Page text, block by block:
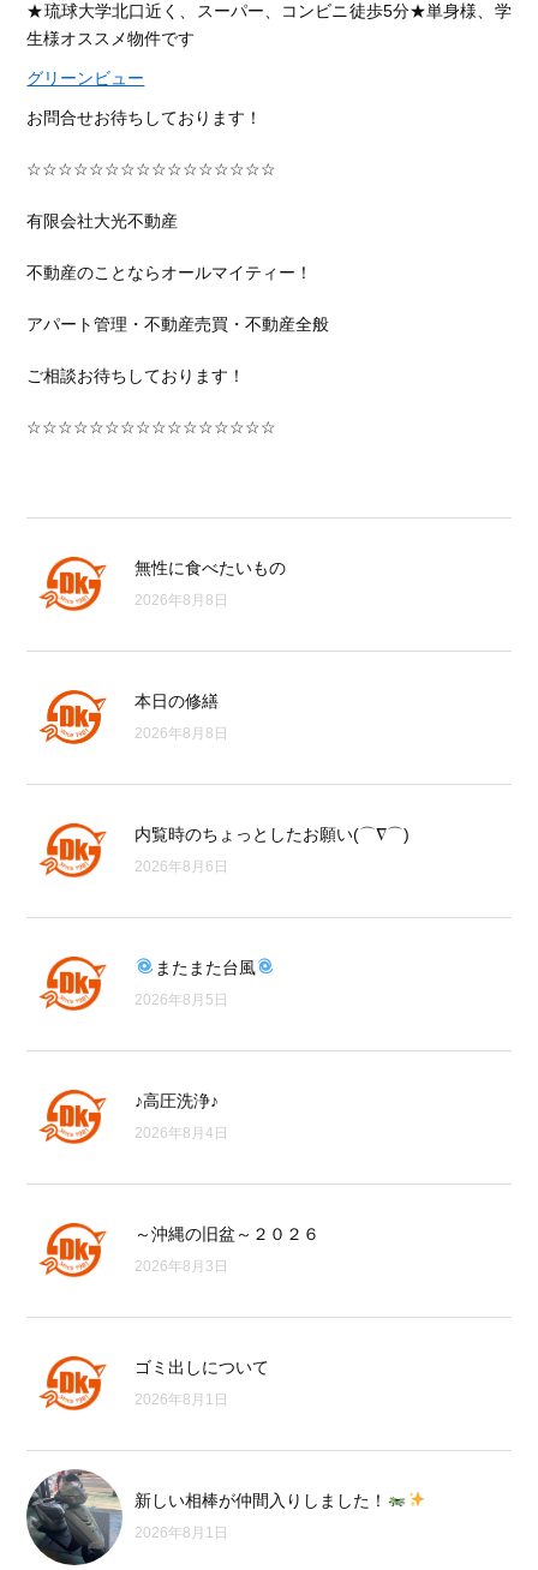
★琉球大学北口近く、スーパー、コンビニ徒歩5分★単身様、学
生様オススメ物件です
グリーンビュー
お問合せお待ちしております！
☆☆☆☆☆☆☆☆☆☆☆☆☆☆☆☆
有限会社大光不動産
不動産のことならオールマイティー！
アパート管理・不動産売買・不動産全般
ご相談お待ちしております！
☆☆☆☆☆☆☆☆☆☆☆☆☆☆☆☆
無性に食べたいもの
2026年8月8日
本日の修繕
2026年8月8日
内覧時のちょっとしたお願い(⌒∇⌒)
2026年8月6日
またまた台風
2026年8月5日
♪高圧洗浄♪
2026年8月4日
～沖縄の旧盆～２０２６
2026年8月3日
ゴミ出しについて
2026年8月1日
新しい相棒が仲間入りしました！
2026年8月1日